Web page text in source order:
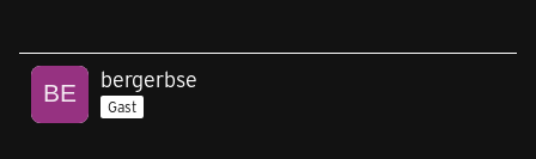
bergerbse
Gast